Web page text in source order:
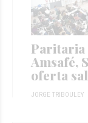
Paritaria
Amsafé,
oferta
JORGE TRIBOULEY